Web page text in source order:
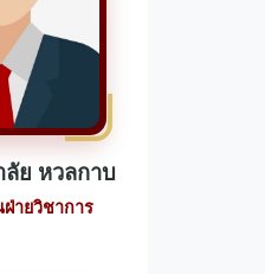
ย หวลกาบ
ฝ่ายวิชาการ